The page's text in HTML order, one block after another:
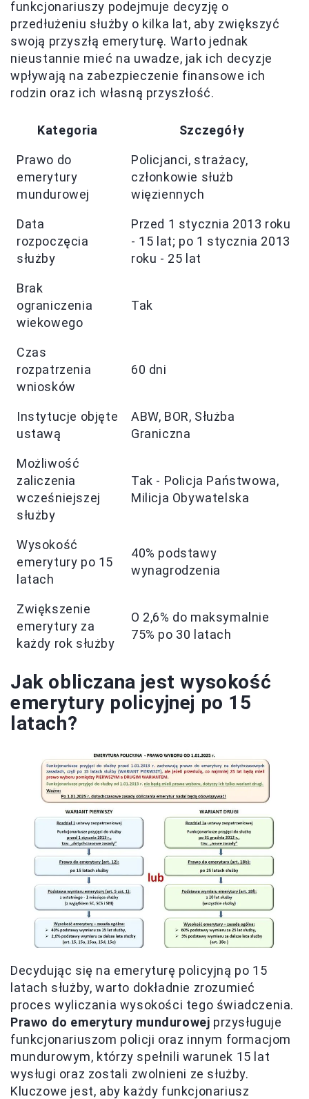
funkcjonariuszy podejmuje decyzję o
przedłużeniu służby o kilka lat, aby zwiększyć
swoją przyszłą emeryturę. Warto jednak
nieustannie mieć na uwadze, jak ich decyzje
wpływają na zabezpieczenie finansowe ich
rodzin oraz ich własną przyszłość.
Kategoria Szczegóły
Prawo do
emerytury
mundurowej
Policjanci, strażacy,
członkowie służb
więziennych
Data
rozpoczęcia
służby
Przed 1 stycznia 2013 roku
- 15 lat; po 1 stycznia 2013
roku - 25 lat
Brak
ograniczenia
wiekowego
Tak
Czas
rozpatrzenia
wniosków
60 dni
Instytucje objęte
ustawą
ABW, BOR, Służba
Graniczna
Możliwość
zaliczenia
wcześniejszej
służby
Tak - Policja Państwowa,
Milicja Obywatelska
Wysokość
emerytury po 15
latach
40% podstawy
wynagrodzenia
Zwiększenie
emerytury za
każdy rok służby
O 2,6% do maksymalnie
75% po 30 latach
Jak obliczana jest wysokość
emerytury policyjnej po 15
latach?
Decydując się na emeryturę policyjną po 15
latach służby, warto dokładnie zrozumieć
proces wyliczania wysokości tego świadczenia.
Prawo do emerytury mundurowej przysługuje
funkcjonariuszom policji oraz innym formacjom
mundurowym, którzy spełnili warunek 15 lat
wysługi oraz zostali zwolnieni ze służby.
Kluczowe jest, aby każdy funkcjonariusz